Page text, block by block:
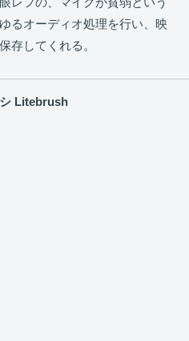
るオーディオ処理を行い、映
存してくれる。
Litebrush